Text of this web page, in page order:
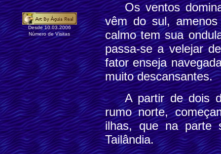
Desde 10.03.2006
Número de Visitas
Os ventos
vêm do sul,
calmo tem sua
passa-se a velejar
fator enseja
muito descansantes.
A partir de dois
rumo norte,
ilhas, que na parte
Tailândia.